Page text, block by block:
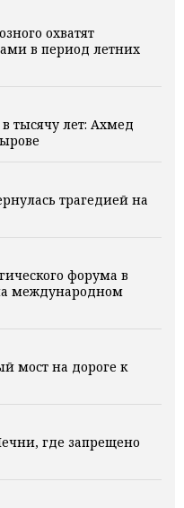
охватят
в период летних
в тысячу лет: Ахмед
трагедией на
форума в
международном
мост на дороге к
где запрещено